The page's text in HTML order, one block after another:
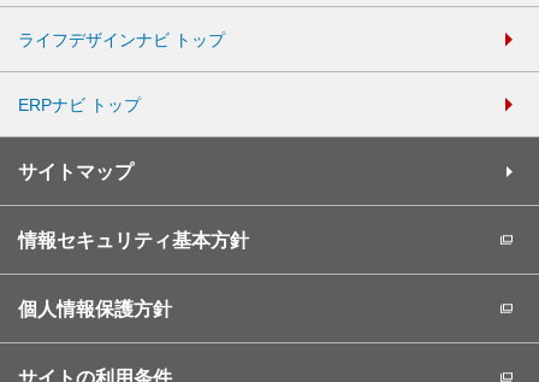
ライフデザインナビ トップ
ERPナビ トップ
サイトマップ
情報セキュリティ基本方針
個人情報保護方針
サイトの利用条件